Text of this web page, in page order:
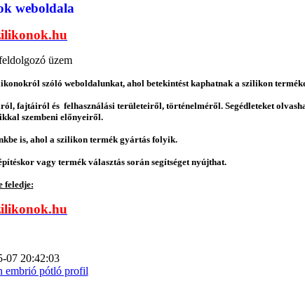
weboldala
szóló weboldalunkat, ahol betekintést kaphatnak a szilikon
fajtáiról és felhasználási területeiről, történelméről. Segédleteket
szembeni előnyeiről.
is, ahol a szilikon termék gyártás folyik.
vagy termék választás során segítséget nyújthat.
feledje:
07 20:42:03
embrió pótló profil